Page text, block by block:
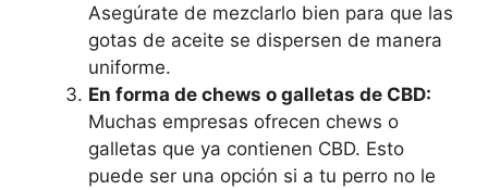
Asegúrate de mezclarlo bien para que las
gotas de aceite se dispersen de manera
uniforme.
En forma de chews o galletas de CBD:
Muchas empresas ofrecen chews o
galletas que ya contienen CBD. Esto
puede ser una opción si a tu perro no le